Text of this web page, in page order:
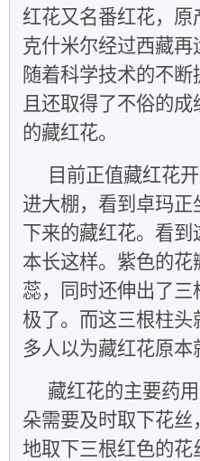
红花又名番红花，
克什米尔经过西藏再
随着科学技术的不
且还取得了不俗的
的藏红花。
目前正值藏红花
进大棚，看到卓玛
下来的藏红花。看
本长这样。紫色的
蕊，同时还伸出了
极了。而这三根柱
多人以为藏红花原本
藏红花的主要药
朵需要及时取下花
地取下三根红色的花